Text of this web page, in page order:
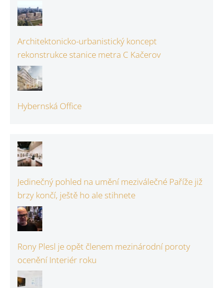
Architektonicko-urbanistický koncept
rekonstrukce stanice metra C Kačerov
Hybernská Office
Jedinečný pohled na umění meziválečné Paříže již
brzy končí, ještě ho ale stihnete
Rony Plesl je opět členem mezinárodní poroty
ocenění Interiér roku